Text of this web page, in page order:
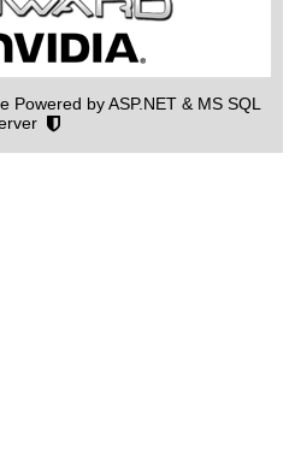
by ASP.NET & MS SQL